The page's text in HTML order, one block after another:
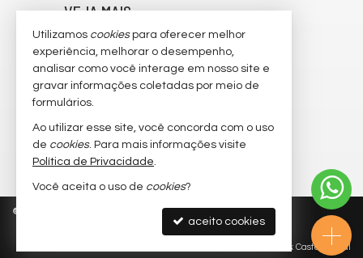
VEJA MAIS
receba nosso newsletter
cadastre seu imóvel
mapa de imóveis
trabalhe conosco
© Política de Privacidade
Site para imobiliárias: Castel Digital
Utilizamos cookiespara oferecer melhor
experiência, melhorar o desempenho,
analisar como você interage em nosso site e
gravar informações coletadas por meio de
formulários.
Ao utilizar esse site, você concorda com o uso
de cookies. Para mais informações visite
Política de Privacidade.
Você aceita o uso de cookies?
aceito cookies